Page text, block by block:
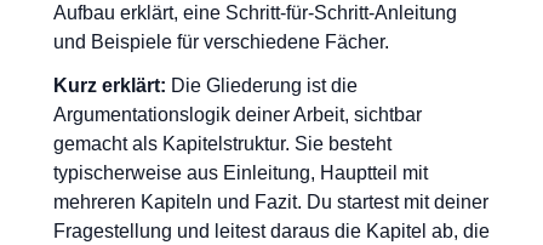
Aufbau erklärt, eine Schritt-für-Schritt-Anleitung
und Beispiele für verschiedene Fächer.
Kurz erklärt: Die Gliederung ist die
Argumentationslogik deiner Arbeit, sichtbar
gemacht als Kapitelstruktur. Sie besteht
typischerweise aus Einleitung, Hauptteil mit
mehreren Kapiteln und Fazit. Du startest mit deiner
Fragestellung und leitest daraus die Kapitel ab, die